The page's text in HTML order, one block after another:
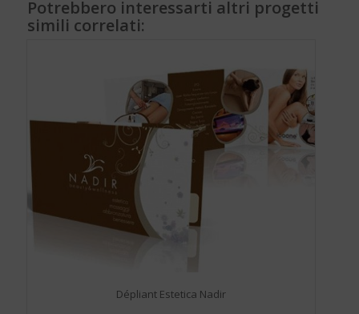
Potrebbero interessarti altri progetti
simili correlati:
Dépliant Estetica Nadir